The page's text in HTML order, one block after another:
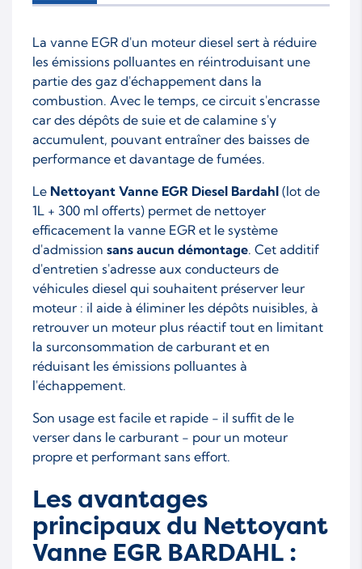
D13AA
FD4
FHZ (F13DTE5)
La vanne EGR d'un moteur diesel sert à réduire
les émissions polluantes en réintroduisant une
partie des gaz d'échappement dans la
combustion. Avec le temps, ce circuit s'encrasse
car des dépôts de suie et de calamine s'y
accumulent, pouvant entraîner des baisses de
performance et davantage de fumées.
Le Nettoyant Vanne EGR Diesel Bardahl (lot de
1L + 300 ml offerts) permet de nettoyer
efficacement la vanne EGR et le système
d'admission sans aucun démontage. Cet additif
d'entretien s'adresse aux conducteurs de
véhicules diesel qui souhaitent préserver leur
moteur : il aide à éliminer les dépôts nuisibles, à
retrouver un moteur plus réactif tout en limitant
la surconsommation de carburant et en
réduisant les émissions polluantes à
l'échappement.
Son usage est facile et rapide - il suffit de le
verser dans le carburant - pour un moteur
propre et performant sans effort.
Les avantages
principaux du Nettoyant
Vanne EGR BARDAHL :